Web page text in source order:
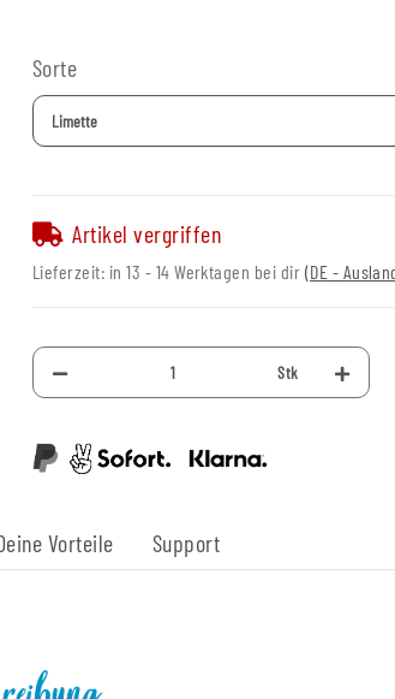
Sorte
Limette
Artikel vergriffen
Lieferzeit: in 13 - 14 Werktagen bei dir (DE -
Stk
Vorteile Support